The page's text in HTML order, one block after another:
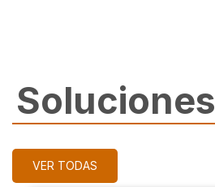
Soluciones
VER TODAS